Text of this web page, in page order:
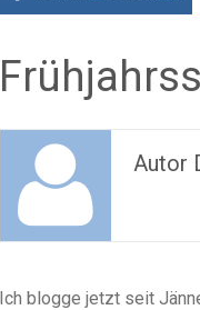
Autor
Ich blogge jetzt seit